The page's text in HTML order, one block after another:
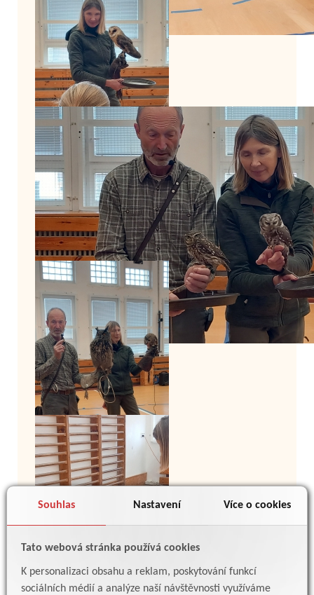
Souhlas Nastavení Více o cookies
Tato webová stránka používá cookies
K personalizaci obsahu a reklam, poskytování funkcí
sociálních médií a analýze naší návštěvnosti využíváme